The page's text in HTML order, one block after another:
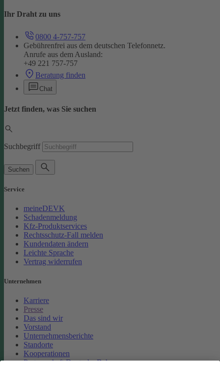
Ihr Draht zu uns
0800 4-757-757
Gebührenfrei aus dem deutschen Telefonnetz.
Anrufe aus dem Ausland:
+49 221 757-757
Beratung finden
Chat
Jetzt finden, was Sie suchen
Suchbegriff
Suchen
Service
meineDEVK
Schadenmeldung
Kfz-Produktservices
Rechtsschutz-Fall melden
Kundendaten ändern
Leichte Sprache
Vertrag widerrufen
Unternehmen
Karriere
Presse
Das sind wir
Vorstand
Unternehmensberichte
Standorte
Kooperationen
Partnerschaft Deutsche Bahn